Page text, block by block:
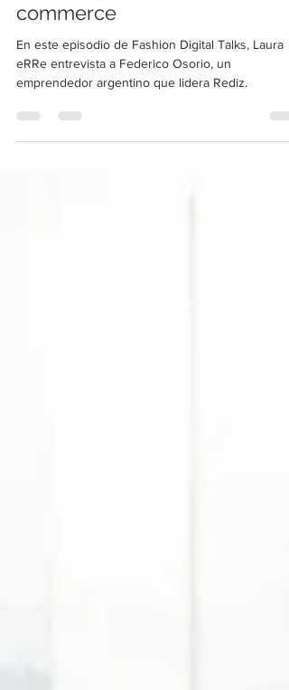
Federico Osorio, CEO de
sobre IA y el futuro del e-
commerce
eRRe entrevista a Federico Osorio, un